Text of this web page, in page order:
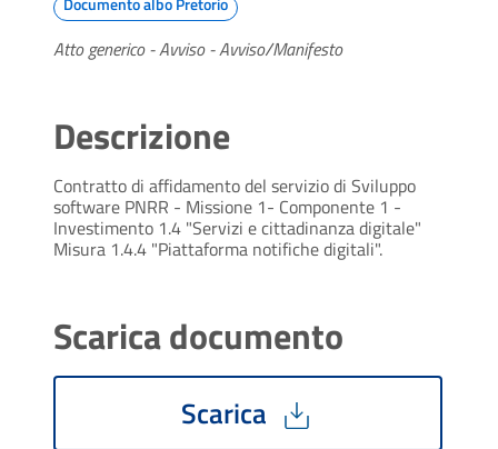
Atto generico - Avviso - Avviso/Manifesto
Descrizione
Contratto di affidamento del servizio di Sviluppo
software PNRR - Missione 1- Componente 1 -
Investimento 1.4 "Servizi e cittadinanza digitale"
Misura 1.4.4 "Piattaforma notifiche digitali".
Scarica documento
Scarica